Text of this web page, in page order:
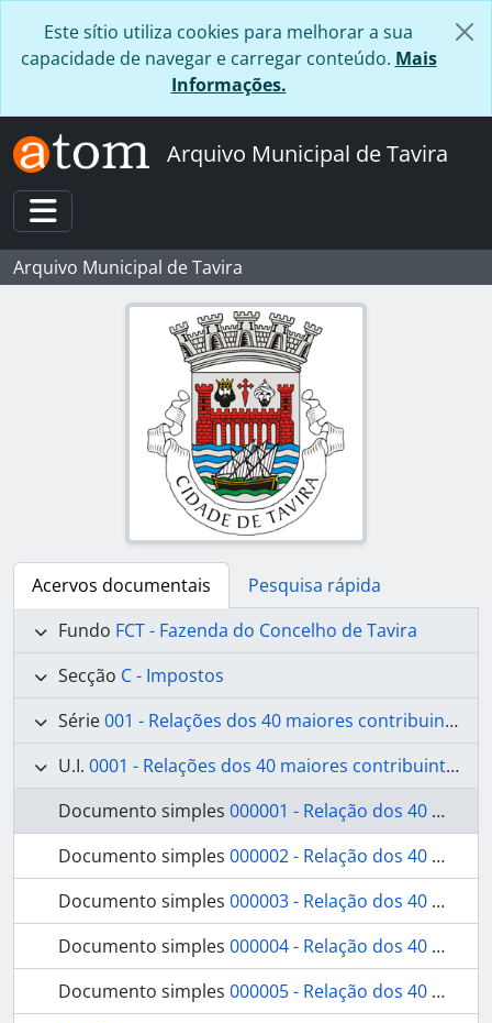
Este sítio utiliza cookies para melhorar a sua
capacidade de navegar e carregar conteúdo. Mais
Informações.
Arquivo Municipal de Tavira
Toggle navigation
Arquivo Municipal de Tavira
Acervos documentais
Pesquisa rápida
Fundo FCT - Fazenda do Concelho de Tavira
Secção C - Impostos
Série001 - Relações dos 40 maiores contribuintes
U.I. 0001 - Relações dos 40 maiores contribuintes
Documento simples 000001 - Relação dos 40 maiores contribuintes
Documento simples 000002 - Relação dos 40 maiores contribuintes
Documento simples 000003 - Relação dos 40 maiores contribuintes
Documento simples 000004 - Relação dos 40 maiores contribuintes
Documento simples 000005 - Relação dos 40 maiores contribuintes